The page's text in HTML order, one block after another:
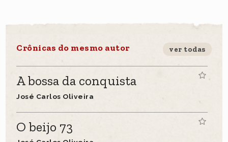
Crônicas do mesmo autor ver todas
A bossa da conquista
José Carlos Oliveira
O beijo 73